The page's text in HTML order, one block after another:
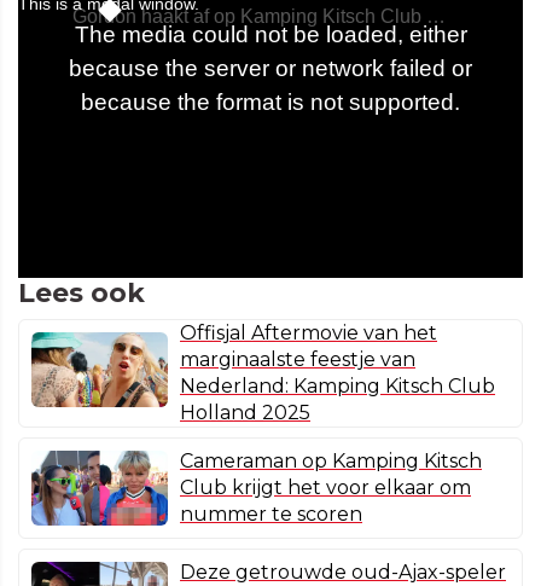
Lees ook
Offisjal Aftermovie van het
marginaalste feestje van
Nederland: Kamping Kitsch Club
Holland 2025
Cameraman op Kamping Kitsch
Club krijgt het voor elkaar om
nummer te scoren
Deze getrouwde oud-Ajax-speler